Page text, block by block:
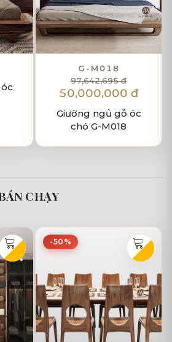
G-M018
97,642,695 đ
50,000,000 đ
Giường ngủ gỗ óc
chó G-M018
CHẠY
-50%